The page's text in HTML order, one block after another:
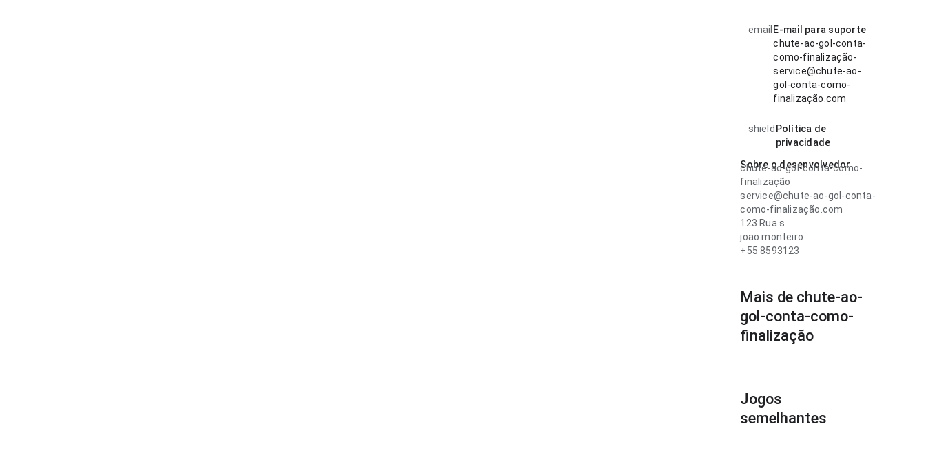
email E-mail para suporte
chute-ao-gol-conta-
como-finalização-
service@chute-ao-
gol-conta-como-
finalização.com
shield Política de
privacidade
Sobre o desenvolvedor
chute-ao-gol-conta-como-
finalização
service@chute-ao-gol-conta-
como-finalização.com
123 Rua s
joao.monteiro
+55 8593123
Mais de chute-ao-
gol-conta-como-
finalização
Jogos
semelhantes